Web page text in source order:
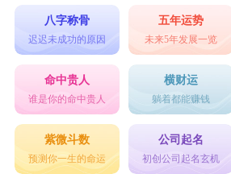
八字称骨
迟迟未成功的原因
五年运势
未来5年发展一览
命中贵人
谁是你的命中贵人
横财运
躺着都能赚钱
紫微斗数
预测你一生的命运
公司起名
初创公司起名玄机